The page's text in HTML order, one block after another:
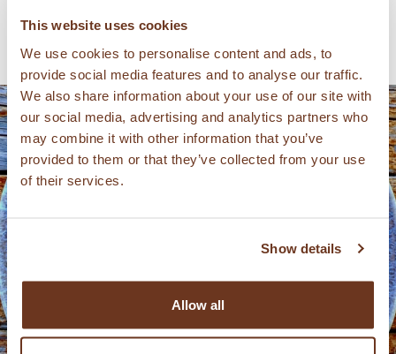
This website uses cookies
We use cookies to personalise content and ads, to
provide social media features and to analyse our traffic.
We also share information about your use of our site with
our social media, advertising and analytics partners who
may combine it with other information that you’ve
provided to them or that they’ve collected from your use
of their services.
Show details
Allow all
PRODUCTOS